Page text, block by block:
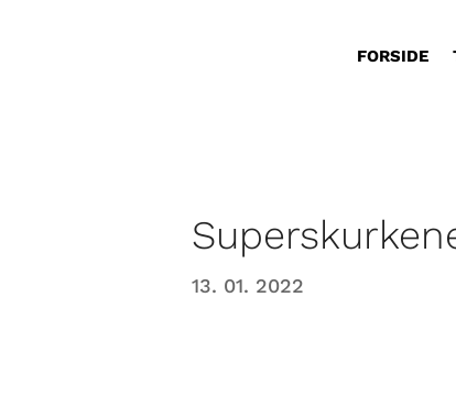
FORSIDE
13. 01. 2022